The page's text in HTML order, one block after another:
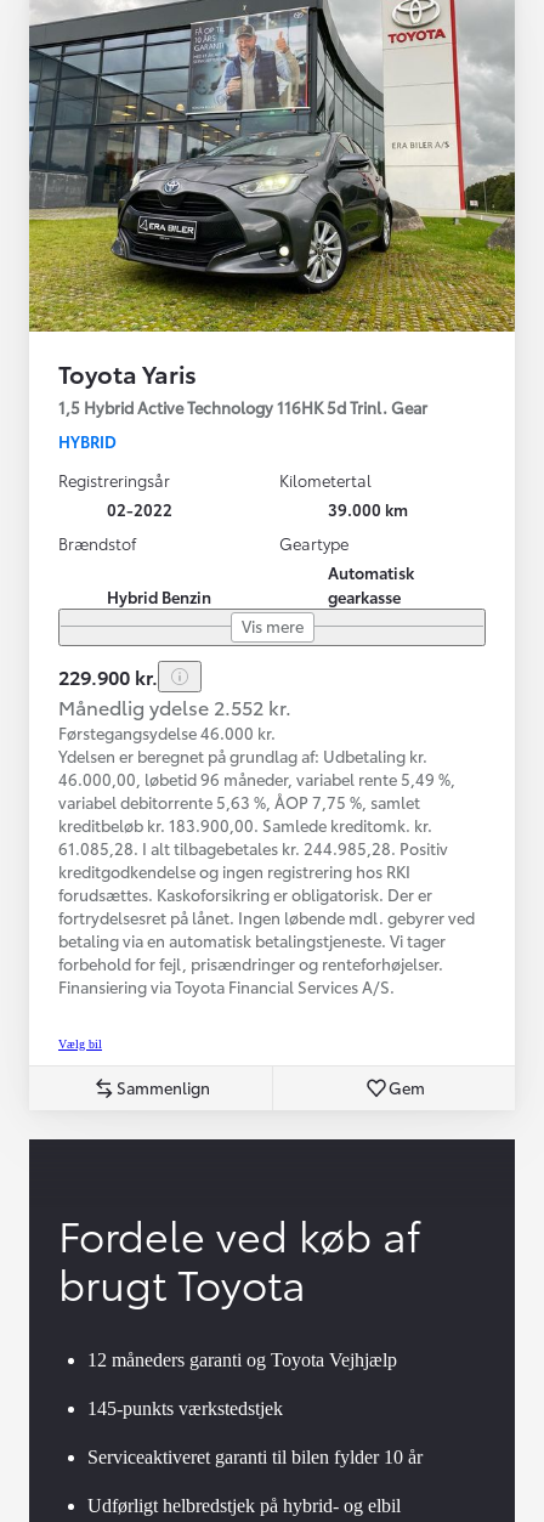
Toyota Yaris
1,5 Hybrid Active Technology 116HK 5d Trinl. Gear
HYBRID
Registreringsår
02-2022
Kilometertal
39.000 km
Brændstof
Hybrid Benzin
Geartype
Automatisk
gearkasse
Vis mere
229.900 kr.
Månedlig ydelse 2.552 kr.
Førstegangsydelse 46.000 kr.
Ydelsen er beregnet på grundlag af: Udbetaling kr.
46.000,00, løbetid 96 måneder, variabel rente 5,49 %,
variabel debitorrente 5,63 %, ÅOP 7,75 %, samlet
kreditbeløb kr. 183.900,00. Samlede kreditomk. kr.
61.085,28. I alt tilbagebetales kr. 244.985,28. Positiv
kreditgodkendelse og ingen registrering hos RKI
forudsættes. Kaskoforsikring er obligatorisk. Der er
fortrydelsesret på lånet. Ingen løbende mdl. gebyrer ved
betaling via en automatisk betalingstjeneste. Vi tager
forbehold for fejl, prisændringer og renteforhøjelser.
Finansiering via Toyota Financial Services A/S.
Vælg bil
Sammenlign Gem
Fordele ved køb af
brugt Toyota
12 måneders garanti og Toyota Vejhjælp
145-punkts værkstedstjek
Serviceaktiveret garanti til bilen fylder 10 år
Udførligt helbredstjek på hybrid- og elbil